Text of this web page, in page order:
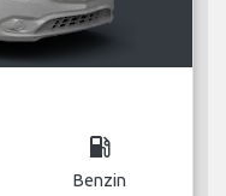
local_gas_station
Benzin